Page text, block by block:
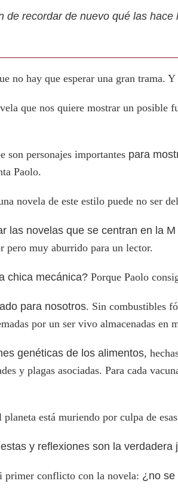
de recordar de nuevo qué las hace
no hay que esperar una gran trama.
que nos quiere mostrar un
son personajes importantes para
Paolo.
novela de este estilo puede no ser
las novelas que se centran en la
pero muy aburrido para un lector.
chica mecánica? Porque Paolo
para nosotros. Sin combustibles
por un ser vivo almacenadas en
genéticas de los alimentos,
y plagas asociadas. Para cada
está muriendo por culpa de
y reflexiones son la verdadera
primer conflicto con la novela: ¿no